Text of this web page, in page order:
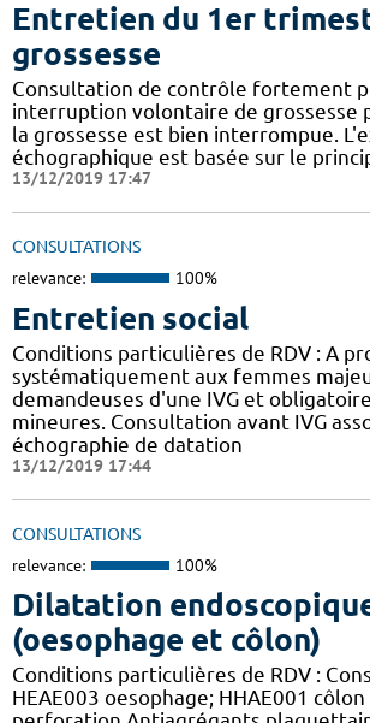
Entretien du 1er
grossesse
Consultation de contrôle fortement
interruption volontaire de grossesse
la grossesse est bien interrompue.
échographique est basée sur le
13/12/2019 17:47
CONSULTATIONS
relevance: 100%
Entretien social
Conditions particulières de RDV : A
systématiquement aux femmes
demandeuses d'une IVG et
mineures. Consultation avant IVG
échographie de datation
13/12/2019 17:44
CONSULTATIONS
relevance: 100%
Dilatation
(oesophage et côlon)
Conditions particulières de RDV :
HEAE003 oesophage; HHAE001